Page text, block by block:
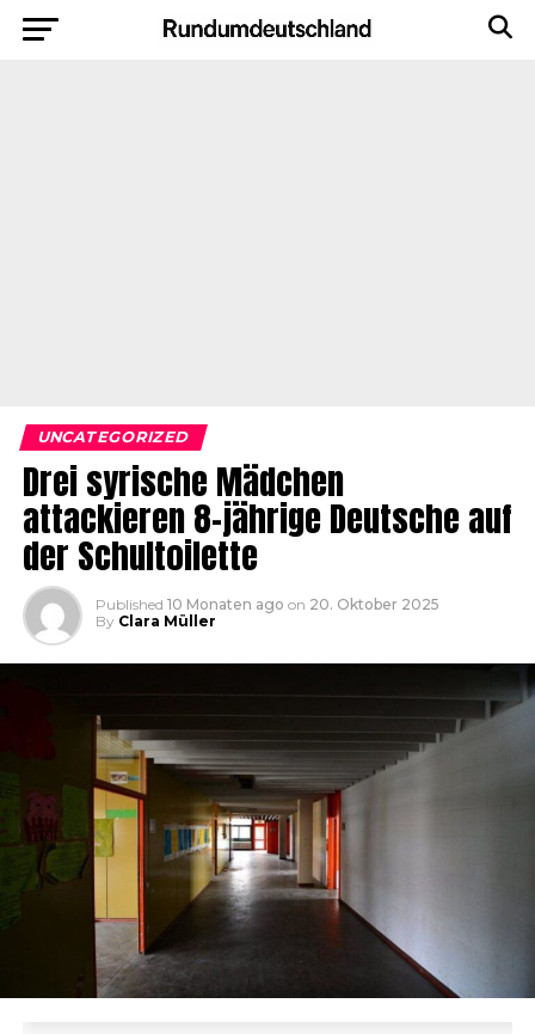
UNCATEGORIZED
Drei syrische Mädchen
attackieren 8-jährige Deutsche auf
der Schultoilette
Published 10 Monaten ago on 20. Oktober 2025
By Clara Müller